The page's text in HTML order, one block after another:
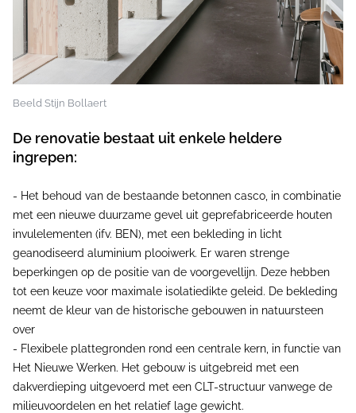
Beeld Stijn Bollaert
De renovatie bestaat uit enkele heldere
ingrepen:
- Het behoud van de bestaande betonnen casco, in combinatie
met een nieuwe duurzame gevel uit geprefabriceerde houten
invulelementen (ifv. BEN), met een bekleding in licht
geanodiseerd aluminium plooiwerk. Er waren strenge
beperkingen op de positie van de voorgevellijn. Deze hebben
tot een keuze voor maximale isolatiedikte geleid. De bekleding
neemt de kleur van de historische gebouwen in natuursteen
over
- Flexibele plattegronden rond een centrale kern, in functie van
Het Nieuwe Werken. Het gebouw is uitgebreid met een
dakverdieping uitgevoerd met een CLT-structuur vanwege de
milieuvoordelen en het relatief lage gewicht.